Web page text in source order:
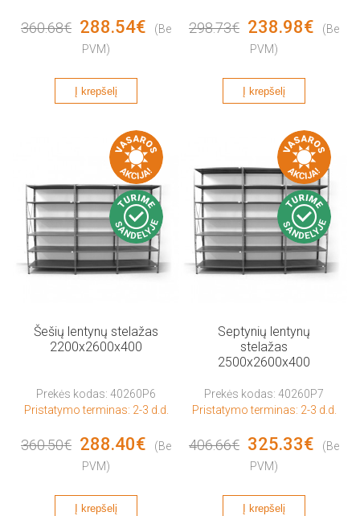
360.68€ 288.54€
(Be
PVM)
Į krepšelį
298.73€ 238.98€
(Be
PVM)
Į krepšelį
Šešių lentynų stelažas
2200x2600x400
Prekės kodas: 40260P6
Pristatymo terminas: 2-3 d.d.
360.50€ 288.40€
(Be
PVM)
Į krepšelį
Septynių lentynų
stelažas
2500x2600x400
Prekės kodas: 40260P7
Pristatymo terminas: 2-3 d.d.
406.66€ 325.33€
(Be
PVM)
Į krepšelį